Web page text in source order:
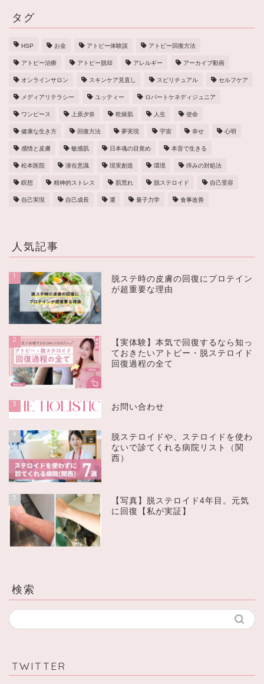
タグ
HSP お金 アトピー体験談 アトピー回復方法
アトピー治療 アトピー脱却 アレルギー アーカイブ動画
オンラインサロン スキンケア見直し スピリチュアル セルフケア
メディアリテラシー ユッティー ロバートケネディジュニア
ワンピース 上原夕奈 乾燥肌 人生 使命
健康な生き方 回復方法 夢実現 宇宙 幸せ 心明
感情と皮膚 敏感肌 日本魂の目覚め 本音で生きる
松本医院 潜在意識 現実創造 環境 痒みの対処法
瞑想 精神的ストレス 肌荒れ 脱ステロイド 自己受容
自己実現 自己成長 運 量子力学 食事改善
人気記事
1
脱ステ時の皮膚の回復にプロテイン
が超重要な理由
2
【実体験】本気で回復するなら知っ
ておきたいアトピー・脱ステロイド
回復過程の全て
3 お問い合わせ
4
脱ステロイドや、ステロイドを使わ
ないで診てくれる病院リスト（関
西）
5
【写真】脱ステロイド4年目。元気
に回復【私が実証】
検索
TWITTER